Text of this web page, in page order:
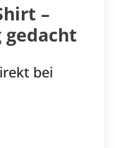
–
bei